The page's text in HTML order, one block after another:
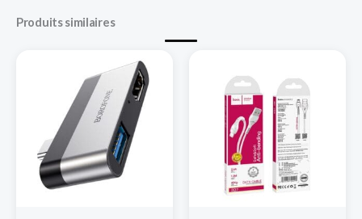
Produits similaires